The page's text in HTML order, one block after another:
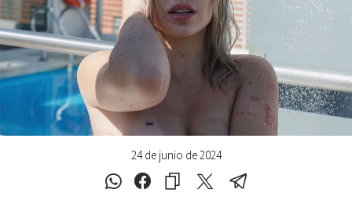
24 de junio de 2024